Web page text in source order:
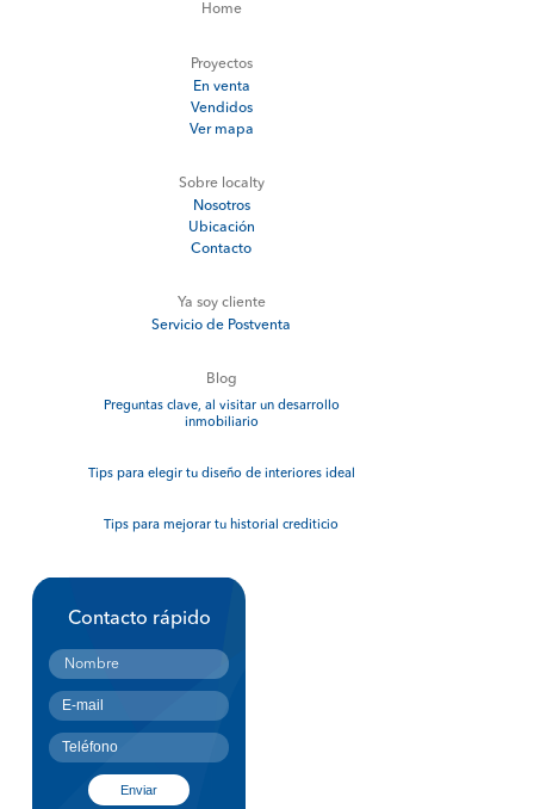
Home
Proyectos
En venta
Vendidos
Ver mapa
Sobre localty
Nosotros
Ubicación
Contacto
Ya soy cliente
Servicio de Postventa
Blog
Preguntas clave, al visitar un desarrollo
inmobiliario
Tips para elegir tu diseño de interiores ideal
Tips para mejorar tu historial crediticio
Contacto rápido